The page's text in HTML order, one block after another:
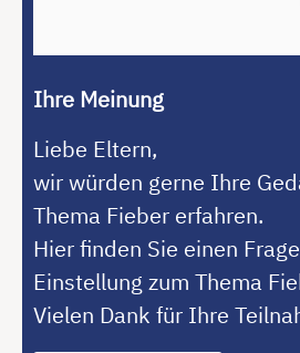
Ihre Meinung
Liebe Eltern,
wir würden gerne Ihre
Thema Fieber erfahren.
Hier finden Sie einen
Einstellung zum Thema
Vielen Dank für Ihre